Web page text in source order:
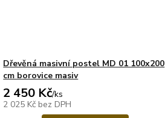
Dřevěná masivní postel MD 01 100x200
cm borovice masiv
2 450 Kč/ks
2 025 Kč bez DPH